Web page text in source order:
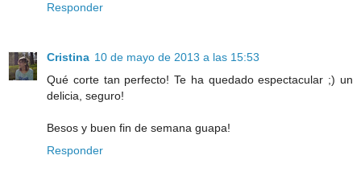
Responder
Cristina 10 de mayo de 2013 a las 15:53
Qué corte tan perfecto! Te ha quedado espectacular ;) un
delicia, seguro!
Besos y buen fin de semana guapa!
Responder